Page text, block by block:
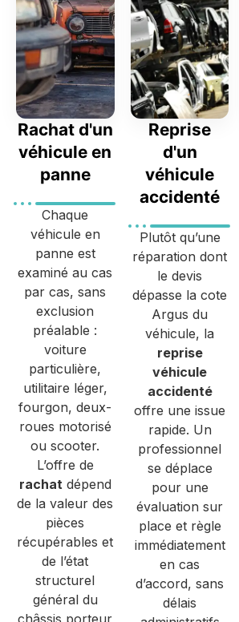
Rachat d'un
véhicule en
panne
Chaque
véhicule en
panne est
examiné au cas
par cas, sans
exclusion
préalable :
voiture
particulière,
utilitaire léger,
fourgon, deux-
roues motorisé
ou scooter.
L’offre de
rachatdépend
de la valeur des
pièces
récupérables et
de l’état
structurel
général du
Reprise
d'un
véhicule
accidenté
Plutôt qu’une
réparation dont
le devis
dépasse la cote
Argus du
véhicule, la
reprise
véhicule
accidenté
offre une issue
rapide. Un
professionnel
se déplace
pour une
évaluation sur
place et règle
immédiatement
en cas
d’accord, sans
délais